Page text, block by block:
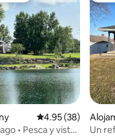
reseñasCalificación
4.95 (38)
• Pesca y vistas
Un